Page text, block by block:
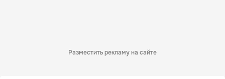
Разместить рекламу на сайте